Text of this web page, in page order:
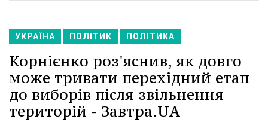
УКРАЇНА ПОЛІТИК ПОЛІТИКА
Корнієнко роз'яснив, як довго
може тривати перехідний етап
до виборів після звільнення
територій - Завтра.UA